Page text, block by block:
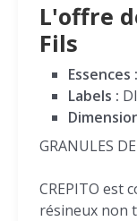
L'offre
Fils
Essences :
Labels :
GRANULES
CREPITO est
résineux non